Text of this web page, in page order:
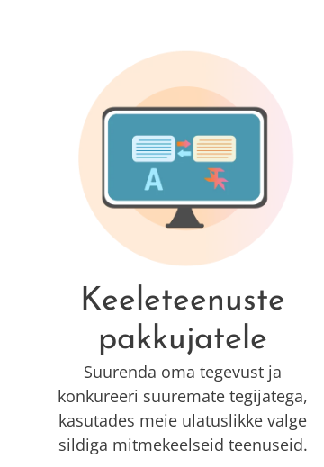
Keeleteenuste
pakkujatele
Suurenda oma tegevust ja
konkureeri suuremate tegijatega,
kasutades meie ulatuslikke valge
sildiga mitmekeelseid teenuseid.